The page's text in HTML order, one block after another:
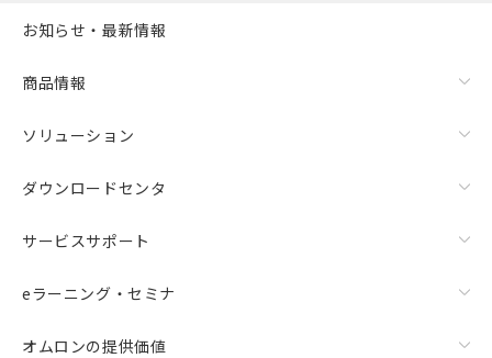
お知らせ・最新情報
商品情報
ソリューション
ダウンロードセンタ
サービスサポート
eラーニング・セミナ
オムロンの提供価値